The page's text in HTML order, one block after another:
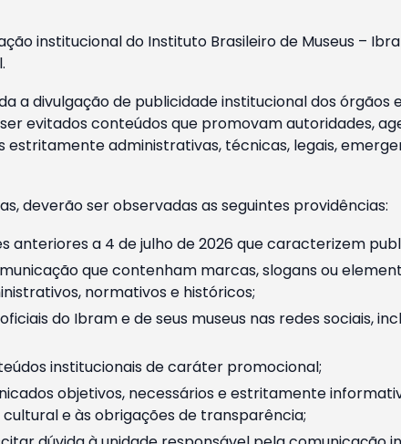
institucional do Instituto Brasileiro de Museus –
a divulgação de publicidade institucional dos
evitados conteúdos que promovam autoridades,
administrativas, técnicas, legais,
deverão ser observadas as seguintes providências:
a 4 de julho de 2026 que caracterizem
que contenham marcas, slogans ou
normativos e históricos;
do Ibram e de seus museus nas redes sociais,
institucionais de caráter promocional;
objetivos, necessários e estritamente
e às obrigações de transparência;